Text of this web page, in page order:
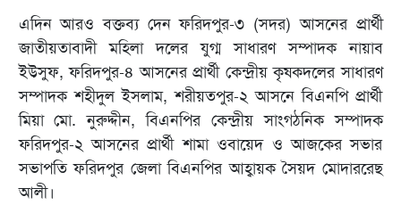
এদিন আরও বক্তব্য দেন ফরিদপুর-৩ (সদর) আসনের প্রার্থী
জাতীয়তাবাদী মহিলা দলের যুগ্ম সাধারণ সম্পাদক নায়াব
ইউসুফ, ফরিদপুর-৪ আসনের প্রার্থী কেন্দ্রীয় কৃষকদলের সাধারণ
সম্পাদক শহীদুল ইসলাম, শরীয়তপুর-২ আসনে বিএনপি প্রার্থী
মিয়া মো. নুরুদ্দীন, বিএনপির কেন্দ্রীয় সাংগঠনিক সম্পাদক
ফরিদপুর-২ আসনের প্রার্থী শামা ওবায়েদ ও আজকের সভার
সভাপতি ফরিদপুর জেলা বিএনপির আহ্বায়ক সৈয়দ মোদাররেছ
আলী।